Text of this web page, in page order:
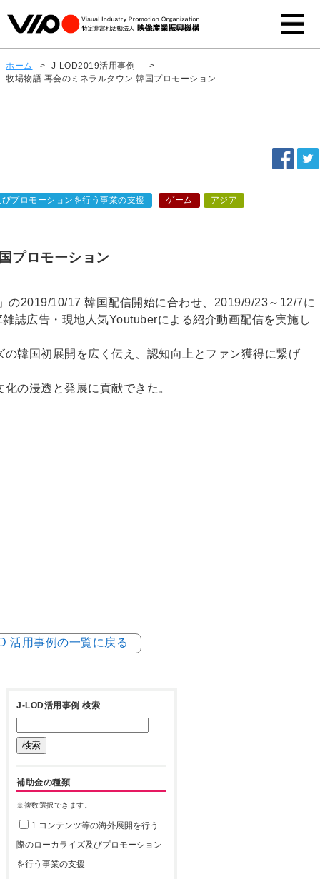
ホーム > J-LOD2019活用事例
>
牧場物語 再会のミネラルタウン 韓国プロモーション
プロモーションを行う事業の支援 ゲーム アジア
プロモーション
の2019/10/17 韓国配信開始に合わせ、2019/9/23～12/7に
誌広告・現地人気Youtuberによる紹介動画配信を実施し
韓国初展開を広く伝え、認知向上とファン獲得に繋げ
の浸透と発展に貢献できた。
活用事例の一覧に戻る
J-LOD活用事例 検索
補助金の種類
※複数選択できます。
1.コンテンツ等の海外展開を行う
際のローカライズ及びプロモーション
を行う事業の支援